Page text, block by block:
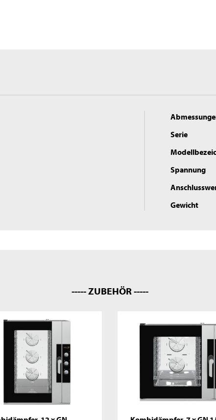
Serie
Spannung
Gewicht
----- ZUBEHÖR -----